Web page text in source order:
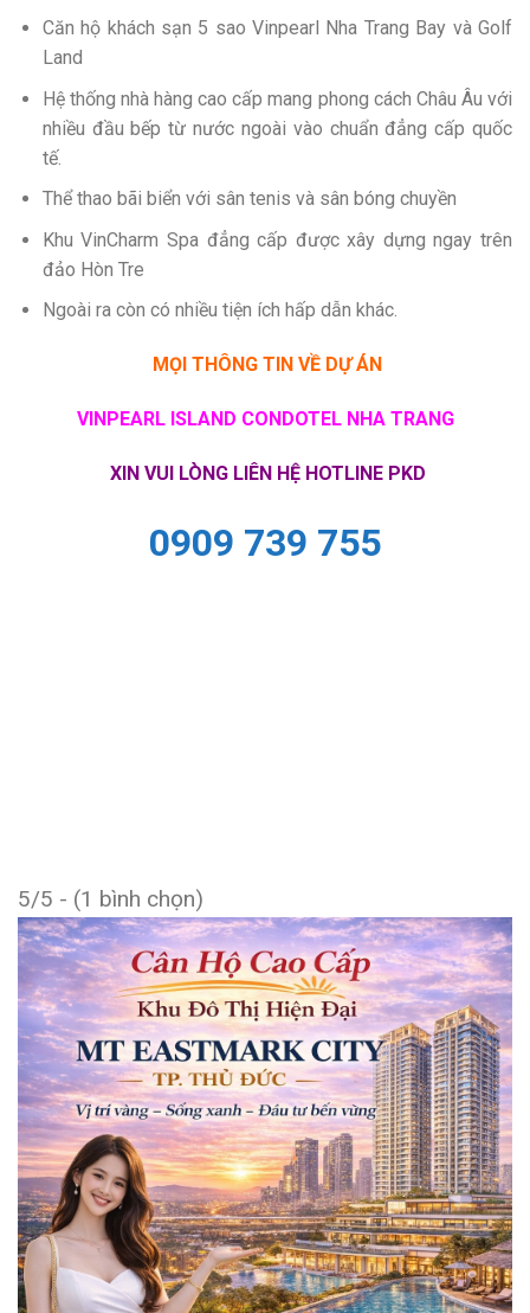
Căn hộ khách sạn 5 sao Vinpearl Nha Trang Bay và Golf
Land
Hệ thống nhà hàng cao cấp mang phong cách Châu Âu với
nhiều đầu bếp từ nước ngoài vào chuẩn đẳng cấp quốc
tế.
Thể thao bãi biển với sân tenis và sân bóng chuyền
Khu VinCharm Spa đẳng cấp được xây dựng ngay trên
đảo Hòn Tre
Ngoài ra còn có nhiều tiện ích hấp dẫn khác.
MỌI THÔNG TIN VỀ DỰ ÁN
VINPEARL ISLAND CONDOTEL NHA TRANG
XIN VUI LÒNG LIÊN HỆ HOTLINE PKD
0909 739 755
5/5 - (1 bình chọn)